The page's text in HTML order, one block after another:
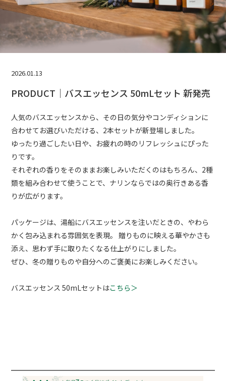
2026.01.13
PRODUCT｜バスエッセンス 50mLセット 新発売
人気のバスエッセンスから、その日の気分やコンディションに
合わせてお選びいただける、2本セットが新登場しました。
ゆったり過ごしたい日や、お疲れの時のリフレッシュにぴった
りです。
それぞれの香りをそのままお楽しみいただくのはもちろん、2種
類を組み合わせて使うことで、ナリンならではの奥行きある香
りが広がります。
パッケージは、湯船にバスエッセンスを注いだときの、やわら
かく包み込まれる雰囲気を表現。 贈りものに映える華やかさも
添え、思わず手に取りたくなる仕上がりにしました。
ぜひ、冬の贈りものや自分へのご褒美にお楽しみください。
バスエッセンス 50mLセットはこちら＞